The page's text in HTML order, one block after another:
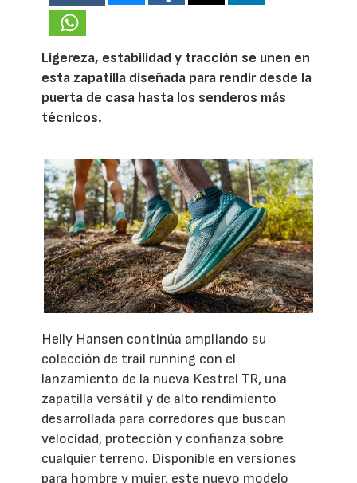
Ligereza, estabilidad y tracción se unen en
esta zapatilla diseñada para rendir desde la
puerta de casa hasta los senderos más
técnicos.
Helly Hansen continúa ampliando su
colección de trail running con el
lanzamiento de la nueva Kestrel TR, una
zapatilla versátil y de alto rendimiento
desarrollada para corredores que buscan
velocidad, protección y confianza sobre
cualquier terreno. Disponible en versiones
para hombre y mujer, este nuevo modelo